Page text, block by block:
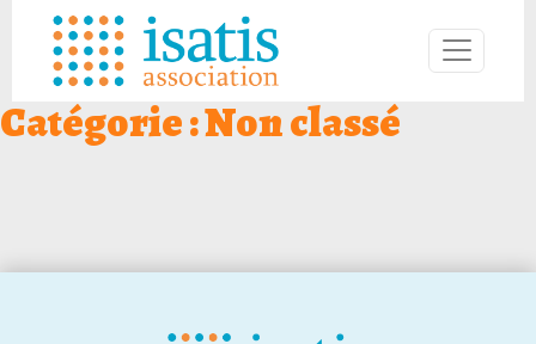
Catégorie :Non classé